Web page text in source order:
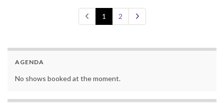
1 2
AGENDA
No shows booked at the moment.